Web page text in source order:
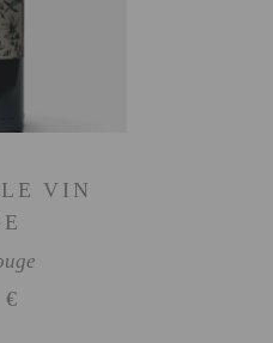
VIN
€